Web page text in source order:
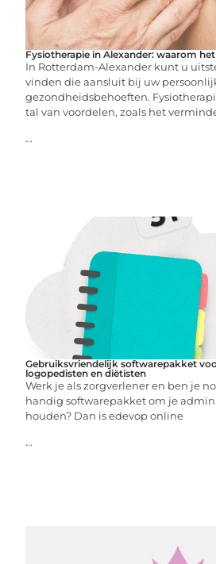
Fysiotherapie in Alexander: waarom
In Rotterdam-Alexander kunt u
vinden die aansluit bij uw
gezondheidsbehoeften.
tal van voordelen, zoals het
...
Gebruiksvriendelijk softwarepakket
logopedisten en diëtisten
Werk je als zorgverlener en ben je
handig softwarepakket om je
houden? Dan is edevop online
...